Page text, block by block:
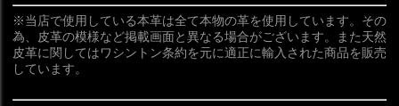
※当店で使用している本革は全て本物の革を使用しています。その
為、皮革の模様など掲載画面と異なる場合がございます。また天然
皮革に関してはワシントン条約を元に適正に輸入された商品を販売
しています。